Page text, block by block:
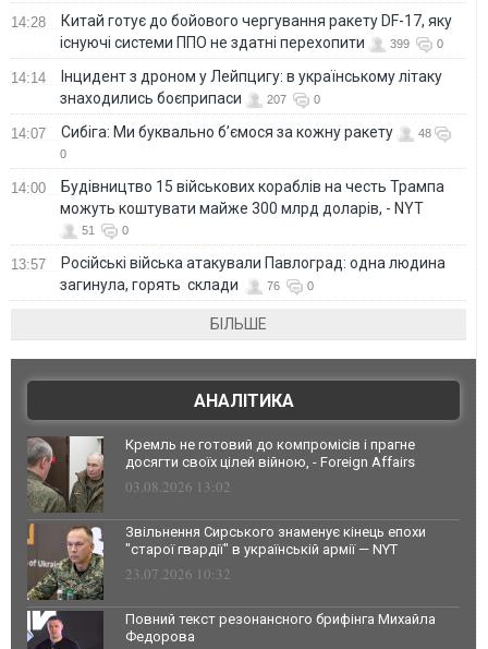
14:28
Китай готує до бойового чергування ракету DF-17, яку
існуючі системи ППО не здатні перехопити
399 0
14:14
Інцидент з дроном у Лейпцигу: в українському літаку
знаходились боєприпаси
207 0
14:07 Сибіга: Ми буквально б’ємося за кожну ракету
48
0
14:00
Будівництво 15 військових кораблів на честь Трампа
можуть коштувати майже 300 млрд доларів, - NYT
51 0
13:57
Російські війська атакували Павлоград: одна людина
загинула, горять склади
76 0
БІЛЬШЕ
АНАЛІТИКА
Кремль не готовий до компромісів і прагне
досягти своїх цілей війною, - Foreign Affairs
03.08.2026 13:02
Звільнення Сирського знаменує кінець епохи
"старої гвардії" в українській армії — NYT
23.07.2026 10:32
Повний текст резонансного брифінга Михайла
Федорова